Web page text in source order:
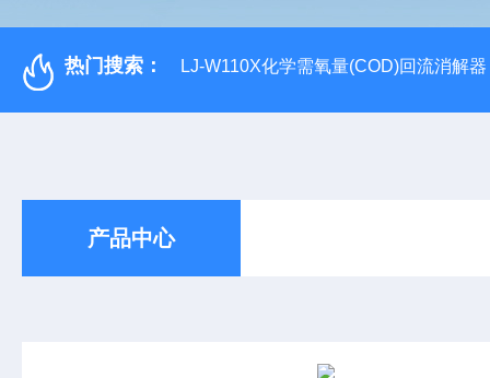
热门搜索： LJ-W110X化学需氧量(COD)回流消解器
产品中心